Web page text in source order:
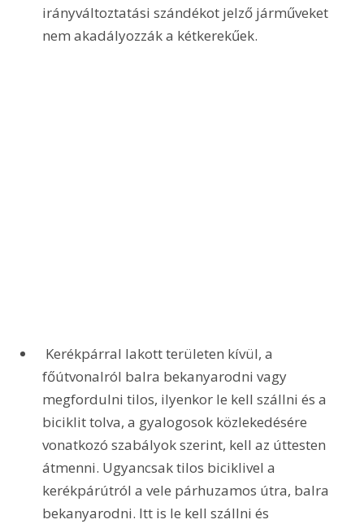
irányváltoztatási szándékot jelző járműveket
nem akadályozzák a kétkerekűek.
főútvonalról balra bekanyarodni vagy
megfordulni tilos, ilyenkor le kell szállni és a
biciklit tolva, a gyalogosok közlekedésére
vonatkozó szabályok szerint, kell az úttesten
átmenni. Ugyancsak tilos biciklivel a
kerékpárútról a vele párhuzamos útra, balra
bekanyarodni. Itt is le kell szállni és